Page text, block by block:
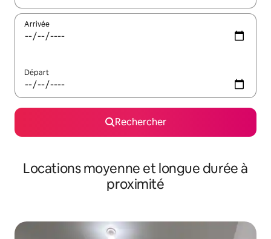
Arrivée
Départ
Rechercher
Locations moyenne et longue durée à
proximité